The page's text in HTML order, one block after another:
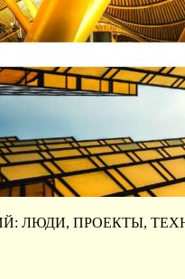
ЛЮДИ, ПРОЕКТЫ,